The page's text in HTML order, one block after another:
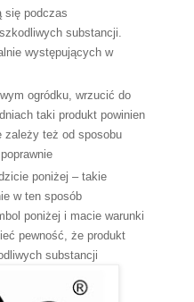
się podczas
substancji.
występujących w
ogródku, wrzucić do
taki produkt powinien
zależy też od sposobu
poniżej – takie
w ten sposób
poniżej i macie warunki
pewność, że produkt
substancji